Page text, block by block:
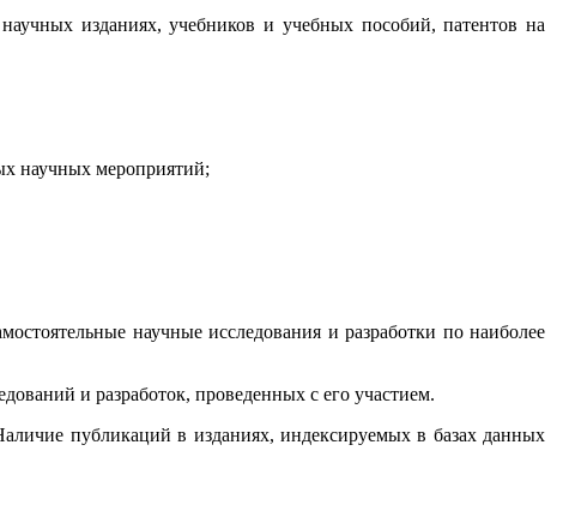
изданиях, учебников и учебных пособий, патентов на
научных мероприятий;
научные исследования и разработки по наиболее
и разработок, проведенных с его участием.
публикаций в изданиях, индексируемых в базах данных